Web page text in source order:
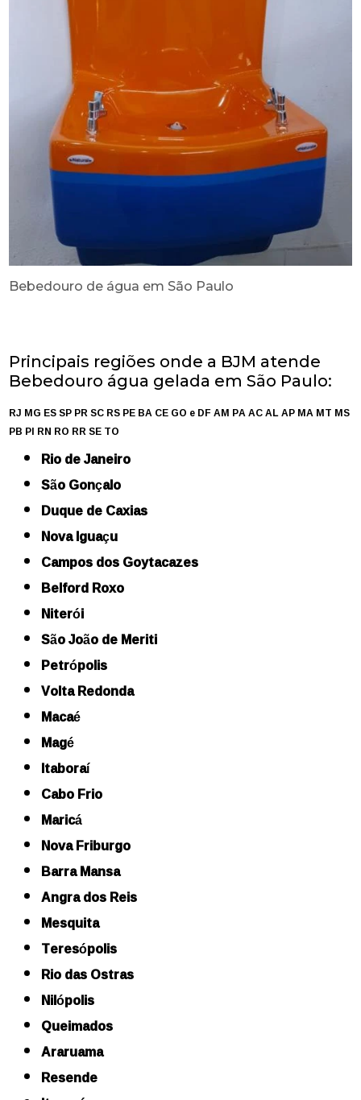
Bebedouro de água em São Paulo
Principais regiões onde a BJM atende
Bebedouro água gelada em São Paulo:
RJ MG ESSPPRSCRSPEBACEGO e DFAM PAACALAPMAMT MS
PB PI RN RO RRSETO
Rio de Janeiro
São Gonçalo
Duque de Caxias
Nova Iguaçu
Campos dos Goytacazes
Belford Roxo
Niterói
São João de Meriti
Petrópolis
Volta Redonda
Macaé
Magé
Itaboraí
Cabo Frio
Maricá
Nova Friburgo
Barra Mansa
Angra dos Reis
Mesquita
Teresópolis
Rio das Ostras
Nilópolis
Queimados
Araruama
Resende